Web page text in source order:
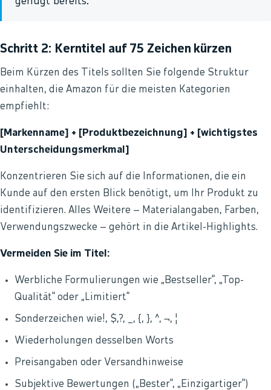
Schritt 2: Kerntitel auf 75 Zeichen kürzen
Beim Kürzen des Titels sollten Sie folgende Struktur
einhalten, die Amazon für die meisten Kategorien
empfiehlt:
[Markenname] + [Produktbezeichnung] + [wichtigstes
Unterscheidungsmerkmal]
Konzentrieren Sie sich auf die Informationen, die ein
Kunde auf den ersten Blick benötigt, um Ihr Produkt zu
identifizieren. Alles Weitere – Materialangaben, Farben,
Verwendungszwecke – gehört in die Artikel-Highlights.
Vermeiden Sie im Titel:
Werbliche Formulierungen wie „Bestseller“, „Top-
Qualität“ oder „Limitiert“
Sonderzeichen wie!, $,?, _, {, }, ^, ¬, ¦
Wiederholungen desselben Worts
Preisangaben oder Versandhinweise
Subjektive Bewertungen („Bester“, „Einzigartiger“)